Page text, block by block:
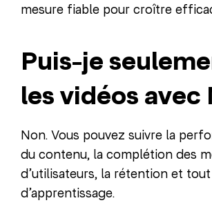
mesure fiable pour croître
Puis-je
les vidéos avec
Non. Vous pouvez suivre la
du contenu, la complétion des
d’utilisateurs, la rétention et
d’apprentissage.